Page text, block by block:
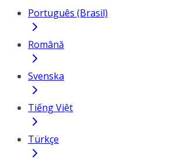
Português (Brasil)
Română
Svenska
Tiếng Việt
Türkçe